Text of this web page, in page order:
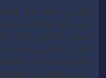
ويأتي اتخاذ قرار
في حق موظف
البحث الإداري الذي
للأمن الوطني، بعد
تجاوز صلاحياته
أثناء ممارسته